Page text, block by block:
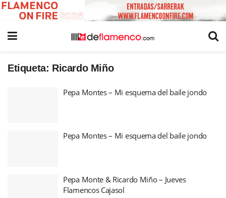
Etiqueta: Ricardo Miño
Pepa Montes – Mi esquema del baile jondo
Pepa Montes – Mi esquema del baile jondo
Pepa Monte & Ricardo Miño – Jueves
Flamencos Cajasol